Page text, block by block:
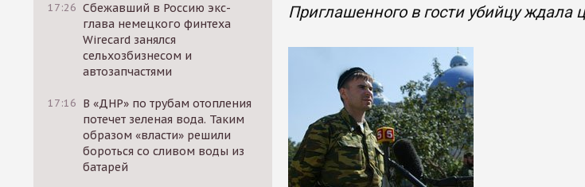
17:26 Сбежавший в Россию экс-
глава немецкого финтеха
Wirecard занялся
сельхозбизнесом и
автозапчастями
17:16 В «ДНР» по трубам отопления
потечет зеленая вода. Таким
образом «власти» решили
бороться со сливом воды из
батарей
Приглашенного в гости убийцу ждала